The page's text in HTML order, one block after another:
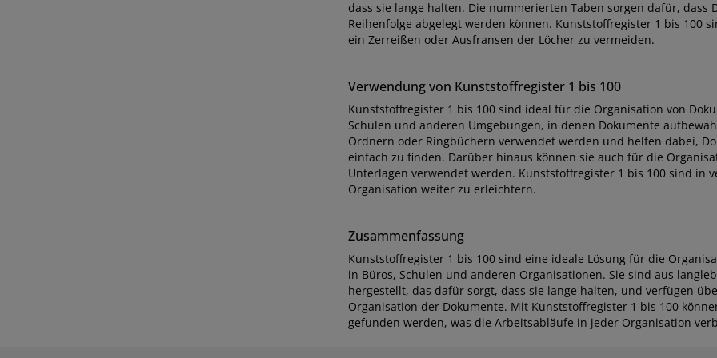
dass sie lange halten. Die nummerierten Taben sorgen dafür, dass
Reihenfolge abgelegt werden können. Kunststoffregister 1 bis 100
ein Zerreißen oder Ausfransen der Löcher zu vermeiden.
Verwendung von Kunststoffregister 1 bis 100
Kunststoffregister 1 bis 100 sind ideal für die Organisation von
Schulen und anderen Umgebungen, in denen Dokumente
Ordnern oder Ringbüchern verwendet werden und helfen dabei,
einfach zu finden. Darüber hinaus können sie auch für die
Unterlagen verwendet werden. Kunststoffregister 1 bis 100 sind in
Organisation weiter zu erleichtern.
Zusammenfassung
Kunststoffregister 1 bis 100 sind eine ideale Lösung für die
in Büros, Schulen und anderen Organisationen. Sie sind aus
hergestellt, das dafür sorgt, dass sie lange halten, und verfügen
Organisation der Dokumente. Mit Kunststoffregister 1 bis 100
gefunden werden, was die Arbeitsabläufe in jeder Organisation